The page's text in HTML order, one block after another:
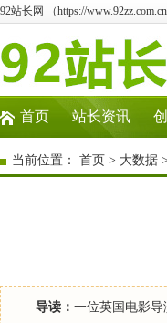
92站长网 （https://
首页 站长资讯
当前位置： 首页 > 大数据
导读： 一位英国电影